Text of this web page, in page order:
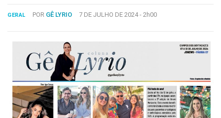
TV
CONOSCO
Copyright
2024
Desenvolvido
GERAL POR GÊ LYRIO 7 DE JULHO DE 2024 - 2h00